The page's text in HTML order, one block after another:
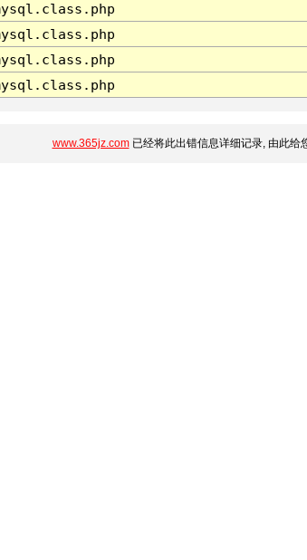
www.365jz.com已经将此出错信息详细记录, 由此给